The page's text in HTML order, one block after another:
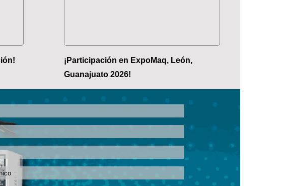
¡Participación en ExpoMaq, León,
Guanajuato 2026!